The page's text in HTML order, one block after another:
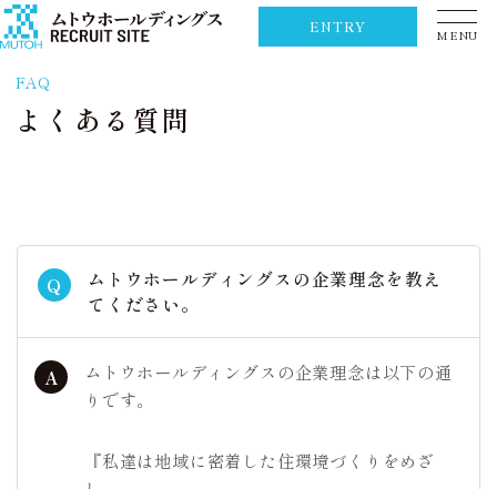
ENTRY MENU
FAQ
よくある質問
Q
ムトウホールディングスの企業理念を教え
てください。
A
ムトウホールディングスの企業理念は以下の通
りです。
『私達は地域に密着した住環境づくりをめざ